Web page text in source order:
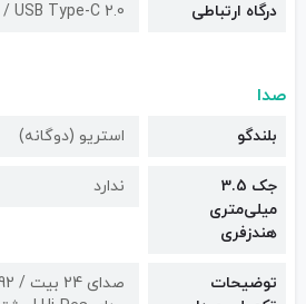
درگاه ارتباطی USB Type-C 2.0 / پشتیبانی از OTG
صدا
بلندگو استریو (دوگانه)
جک 3.5
میلی‌متری
هندزفری
ندارد
توضیحات